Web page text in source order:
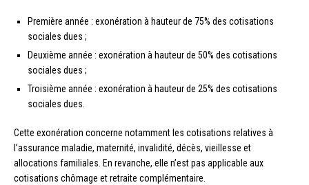
Première année : exonération à hauteur de 75% des cotisations
sociales dues ;
Deuxième année : exonération à hauteur de 50% des cotisations
sociales dues ;
Troisième année : exonération à hauteur de 25% des cotisations
sociales dues.
Cette exonération concerne notamment les cotisations relatives à
l’assurance maladie, maternité, invalidité, décès, vieillesse et
allocations familiales. En revanche, elle n’est pas applicable aux
cotisations chômage et retraite complémentaire.